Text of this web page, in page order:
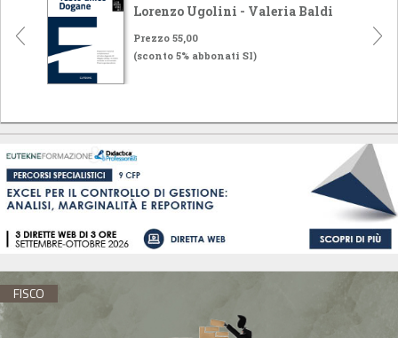
Lorenzo Ugolini - Valeria Baldi
Prezzo 55,00
(sconto 5% abbonati SI)
FISCO